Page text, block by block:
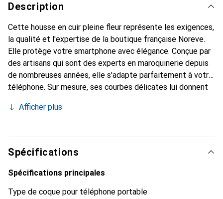
Description
Cette housse en cuir pleine fleur représente les exigences,
la qualité et l'expertise de la boutique française Noreve.
Elle protège votre smartphone avec élégance. Conçue par
des artisans qui sont des experts en maroquinerie depuis
de nombreuses années, elle s'adapte parfaitement à votre
téléphone. Sur mesure, ses courbes délicates lui donnent
et indispensable de votre smartphone. Reconnaître
marque Noreve est un choix sûr pour une clientèle
exigeante.
Afficher plus
Spécifications
Spécifications principales
Type de coque pour téléphone portable